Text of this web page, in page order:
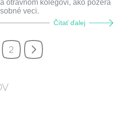
otravnom kolegovi, ako pozerá
veci.
Čítať ďalej
2